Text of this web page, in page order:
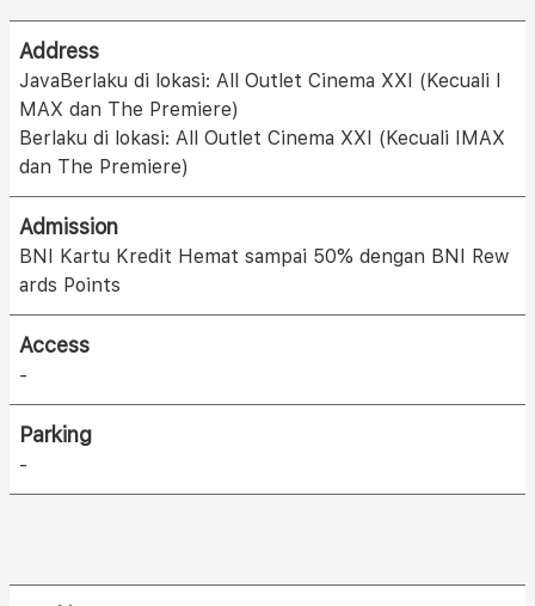
Address
JavaBerlaku di lokasi: All Outlet Cinema XXI (Kecuali I
MAX dan The Premiere)
Berlaku di lokasi: All Outlet Cinema XXI (Kecuali IMAX
dan The Premiere)
Admission
BNI Kartu Kredit Hemat sampai 50% dengan BNI Rew
ards Points
Access
-
Parking
-